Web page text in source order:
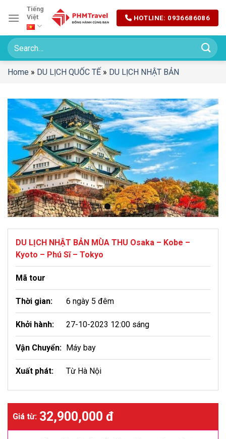
đến
dung
Tiếng
Việt
HOTLINE: 0936686086
Home » DU LỊCH QUỐC TẾ » DU LỊCH NHẬT BẢN
DU LỊCH NHẬT BẢN MÙA THU Osaka – Kobe –
Kyoto – Phú Sĩ – Tokyo
Mã tour
Thời gian: 6 ngày 5 đêm
Khởi hành: 27-10-2023 12:00 sáng
Vận Chuyển: Máy bay
Xuất phát: Từ Hà Nội
Giá từ: 32,900,000 đ